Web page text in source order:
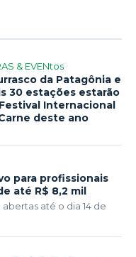
& EVENtos
da Patagônia e
30 estações estarão
Internacional
deste ano
para profissionais
até R$ 8,2 mil
até o dia 14 de